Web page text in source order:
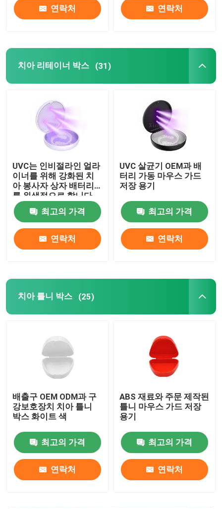
연락처 연락처
치아 리테이너 박스 (31)
UVC는 인비절라인 얼라
이너를 위해 강화된 치
아 봉사자 상자 배터리
를 위생적으로 합니다
최고의 가격
연락처
UVC 살균기 OEM과 배
터리 가동 마우스 가드
저장 용기
최고의 가격
연락처
치아 틀니 박스 (25)
배출구 OEM ODM과 구
강보호장치 치아 틀니
박스 화이트 색
최고의 가격
연락처
ABS 재료와 주문 제작된
틀니 마우스 가드 저장
용기
최고의 가격
연락처